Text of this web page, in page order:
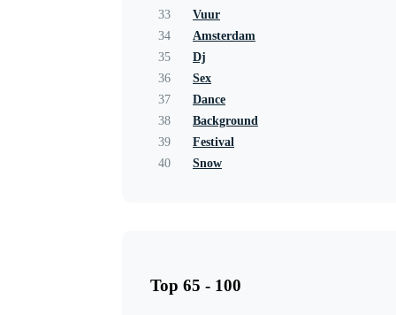
33
Vuur
34
Amsterdam
35
Dj
36
Sex
37
Dance
38
Background
39
Festival
40
Snow
Top 65 - 100